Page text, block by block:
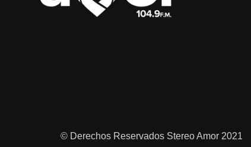
© Derechos Reservados Stereo Amor 2021